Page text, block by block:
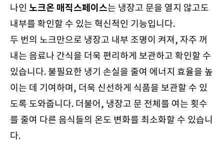
나인 노크온 매직스페이스는 냉장고 문을 열지 않고도
내부를 확인할 수 있는 혁신적인 기능입니다.
두 번의 노크만으로 냉장고 내부 조명이 켜져, 자주 꺼
내는 음료나 간식을 더욱 편리하게 보관하고 확인할 수
있습니다. 불필요한 냉기 손실을 줄여 에너지 효율을 높
이는 데 기여하며, 더욱 신선하게 식품을 보관할 수 있
도록 도와줍니다. 더불어, 냉장고 문 전체를 여는 횟수
를 줄여 다른 음식들의 온도 변화를 최소화할 수 있습니
다.